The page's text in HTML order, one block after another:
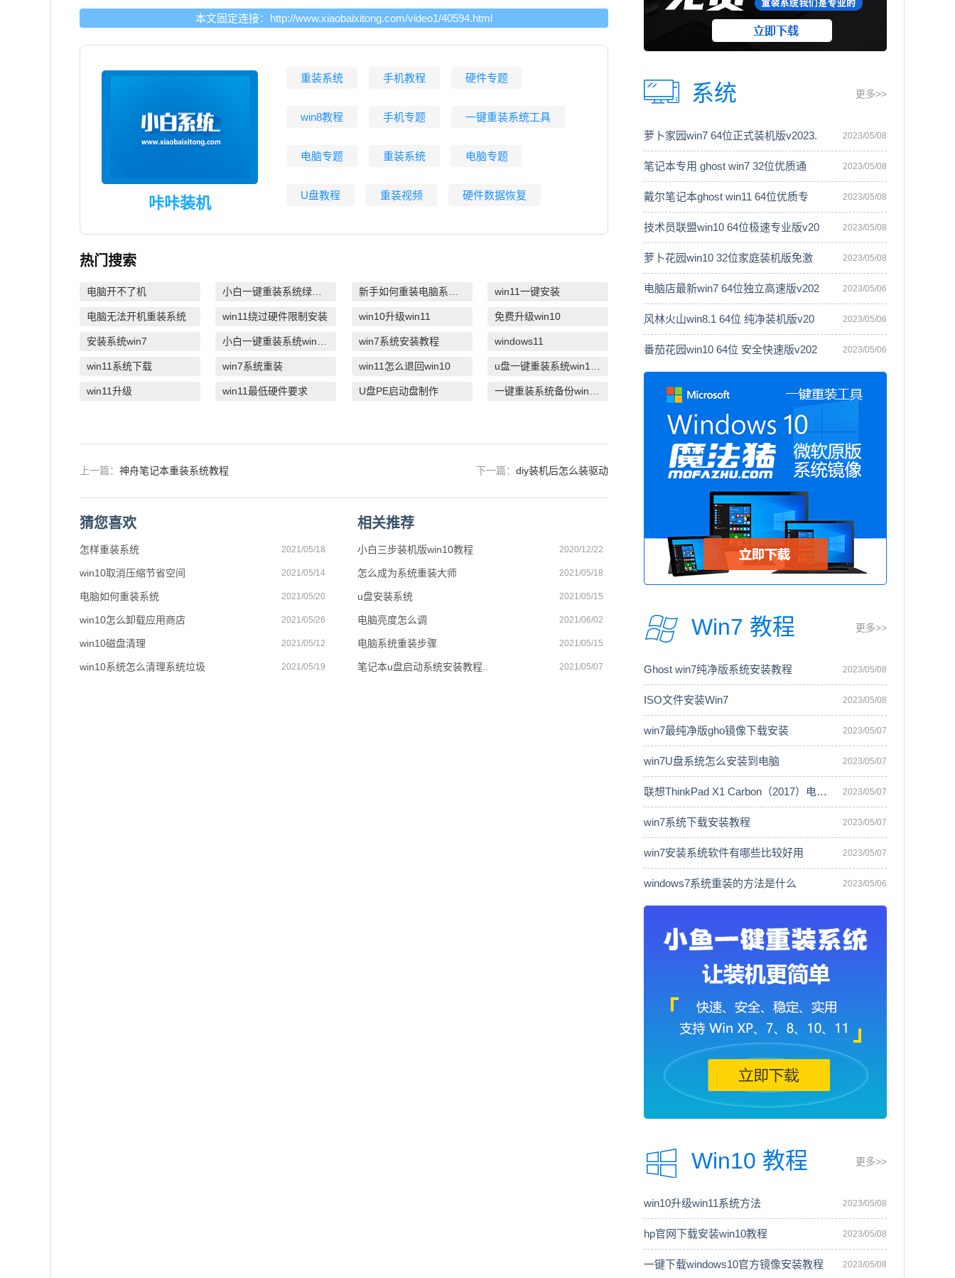
本文固定连接： http://www.xiaobaixitong.com/video1/40594.html
咔咔装机
重装系统 手机教程 硬件专题
win8教程 手机专题 一键重装系统工具
电脑专题 重装系统 电脑专题
U盘教程 重装视频 硬件数据恢复
热门搜索
电脑开不了机 win11一键安装
电脑无法开机重装系统 win11绕过硬件限制安装 win10升级win11 免费升级win10
安装系统win7 win7系统安装教程 windows11
win11系统下载 win7系统重装 win11怎么退回win10
win11升级 win11最低硬件要求 U盘PE启动盘制作
上一篇： 神舟笔记本重装系统教程 下一篇：diy装机后怎么装驱动
猜您喜欢
怎样重装系统 2021/05/18
win10取消压缩节省空间 2021/05/14
电脑如何重装系统 2021/05/20
win10怎么卸载应用商店 2021/05/26
win10磁盘清理 2021/05/12
win10系统怎么清理系统垃圾 2021/05/19
相关推荐
小白三步装机版win10教程 2020/12/22
怎么成为系统重装大师 2021/05/18
u盘安装系统 2021/05/15
电脑亮度怎么调 2021/06/02
电脑系统重装步骤 2021/05/15
笔记本u盘启动系统安装教程.. 2021/05/07
系统 更多>>
萝卜家园win7 64位正式装机版v2023. 2023/05/08
笔记本专用 ghost win7 32位优质通 2023/05/08
戴尔笔记本ghost win11 64位优质专 2023/05/08
技术员联盟win10 64位极速专业版v20 2023/05/08
萝卜花园win10 32位家庭装机版免激 2023/05/08
电脑店最新win7 64位独立高速版v202 2023/05/06
风林火山win8.1 64位 纯净装机版v20 2023/05/06
番茄花园win10 64位 安全快速版v202 2023/05/06
Win7 教程 更多>>
Ghost win7纯净版系统安装教程 2023/05/08
ISO文件安装Win7 2023/05/08
win7最纯净版gho镜像下载安装 2023/05/07
win7U盘系统怎么安装到电脑 2023/05/07
联想ThinkPad X1 Carbon（2017）电脑安 2023/05/07
win7系统下载安装教程 2023/05/07
win7安装系统软件有哪些比较好用 2023/05/07
windows7系统重装的方法是什么 2023/05/06
Win10 教程 更多>>
win10升级win11系统方法 2023/05/08
hp官网下载安装win10教程 2023/05/08
一键下载windows10官方镜像安装教程 2023/05/08